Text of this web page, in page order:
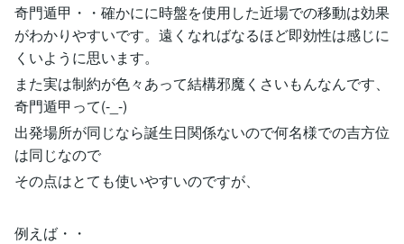
奇門遁甲・・確かにに時盤を使用した近場での移動は効果
がわかりやすいです。遠くなればなるほど即効性は感じに
くいように思います。
また実は制約が色々あって結構邪魔くさいもんなんです、
奇門遁甲って(-_-)
出発場所が同じなら誕生日関係ないので何名様での吉方位
は同じなので
その点はとても使いやすいのですが、
例えば・・